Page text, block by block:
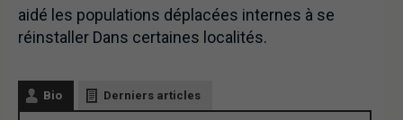
aidé les populations déplacées internes à se
réinstaller Dans certaines localités.
Bio Derniers articles